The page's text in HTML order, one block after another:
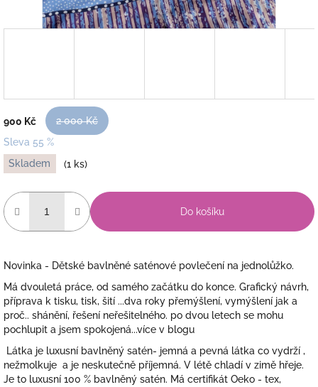
900 Kč
2 000 Kč
Sleva 55 %
Měrná
cena:
Skladem (1 ks)
Do košíku
Novinka - Dětské bavlněné saténové povlečení na jednolůžko.
Má dvouletá práce, od samého začátku do konce. Grafický návrh,
příprava k tisku, tisk, šití ...dva roky přemýšlení, vymýšlení jak a
proč.. shánění, řešení neřešitelného. po dvou letech se mohu
pochlupit a jsem spokojená...více v blogu
Látka je luxusní bavlněný satén- jemná a pevná látka co vydrží ,
nežmolkuje a je neskutečně příjemná. V létě chladí v zimě hřeje.
Je to luxusní 100 % bavlněný satén. Má certifikát Oeko - tex,